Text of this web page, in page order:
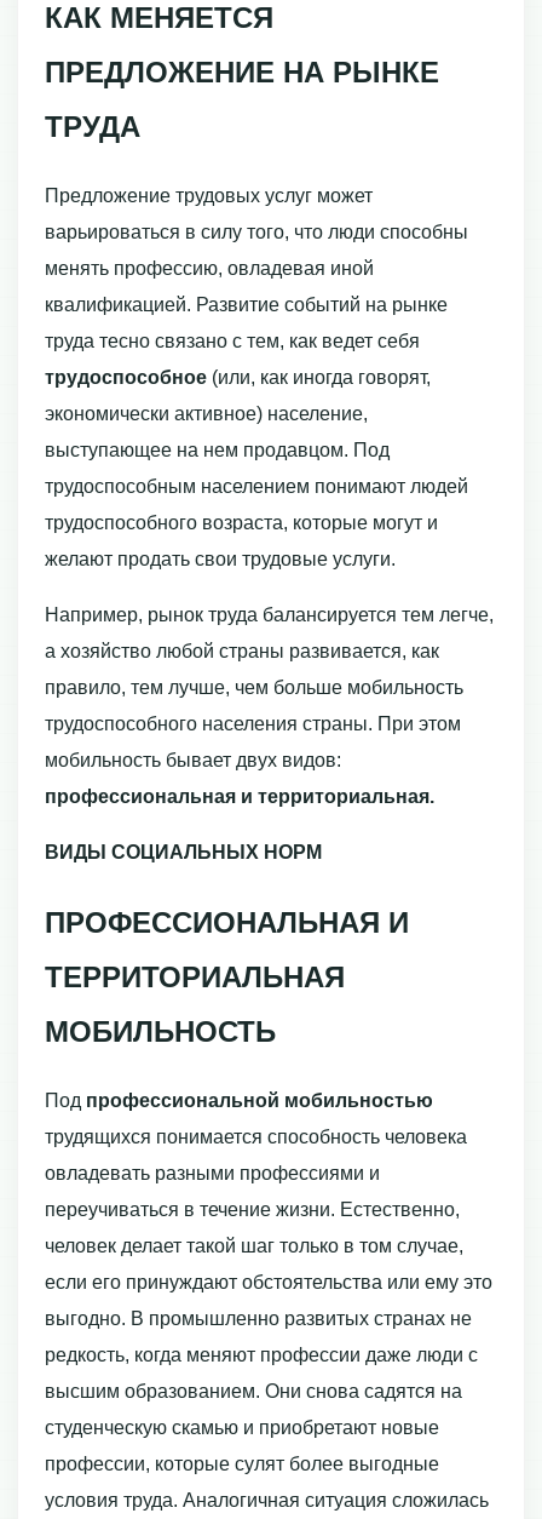
КАК МЕНЯЕТСЯ
ПРЕДЛОЖЕНИЕ НА РЫНКЕ
ТРУДА
Предложение трудовых услуг может
варьироваться в силу того, что люди способны
менять профессию, овладевая иной
квалификацией. Развитие событий на рынке
труда тесно связано с тем, как ведет себя
трудоспо­собное (или, как иногда говорят,
экономически активное) население,
выступающее на нем продавцом. Под
трудоспособным населением понимают людей
трудоспособ­ного возраста, которые могут и
желают продать свои трудовые услуги.
Например, рынок труда балансируется тем легче,
а хозяйство любой страны развивается, как
правило, тем лучше, чем больше мобильность
трудоспособного населения страны. При этом
мобильность бывает двух видов:
профессиональная и территориальная.
ВИДЫ СОЦИАЛЬНЫХ НОРМ
ПРОФЕССИОНАЛЬНАЯ И
ТЕРРИТОРИАЛЬНАЯ
МОБИЛЬНОСТЬ
Под профессиональной мобильностью
трудящихся понимается способность чело­века
овладевать разными профессиями и
переучиваться в течение жизни. Есте­ственно,
человек делает такой шаг только в том случае,
если его принуждают обстоятельства или ему это
выгодно. В промышленно развитых странах не
редкость, когда меняют профессии даже люди с
высшим образованием. Они снова садятся на
студенческую скамью и приобретают новые
профессии, которые сулят более выгод­ные
условия труда. Аналогичная ситуация сложилась